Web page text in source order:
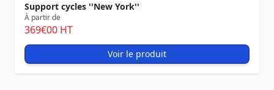
Support cycles ''New York''
À partir de
369€00 HT
Voir le produit